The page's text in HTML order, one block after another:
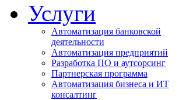
Услуги
Автоматизация банковской
деятельности
Автоматизация предприятий
Разработка ПО и аутсорсинг
Партнерская программа
Автоматизация бизнеса и ИТ
консалтинг